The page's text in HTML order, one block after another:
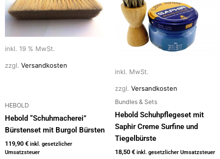
inkl. 19 % MwSt.
zzgl. Versandkosten
HEBOLD
Hebold “Schuhmacherei”
Bürstenset mit Burgol Bürsten
119,90 € inkl. gesetzlicher
Umsatzsteuer
inkl. MwSt.
zzgl. Versandkosten
Bundles & Sets
Hebold Schuhpflegeset mit
Saphir Creme Surfine und
Tiegelbürste
18,50 € inkl. gesetzlicher Umsatzsteuer
weist
mehrere
Varianten
können
auf
der
Produktseite
gewählt
werden